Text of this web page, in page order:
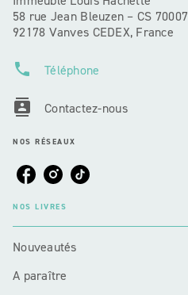
58 rue Jean Bleuzen – CS 70007
92178 Vanves CEDEX, France
phone Téléphone
contacts Contactez-nous
NOS RÉSEAUX
NOS LIVRES
Nouveautés
A paraître